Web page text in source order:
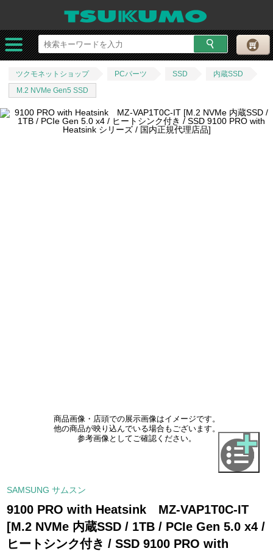
ツクモネットショップ PCパーツ SSD
内蔵SSD
M.2 NVMe Gen5 SSD
商品画像・店頭での展示画像はイメージです。
他の商品が映り込んでいる場合もございます。
参考画像としてご確認ください。
SAMSUNG サムスン
9100 PRO with Heatsink MZ-VAP1T0C-IT
[M.2 NVMe 内蔵SSD / 1TB / PCIe Gen 5.0 x4 /
ヒートシンク付き / SSD 9100 PRO with